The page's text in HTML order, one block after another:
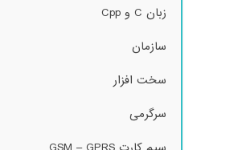
زبان C و Cpp
سازمان
سخت افزار
سرگرمی